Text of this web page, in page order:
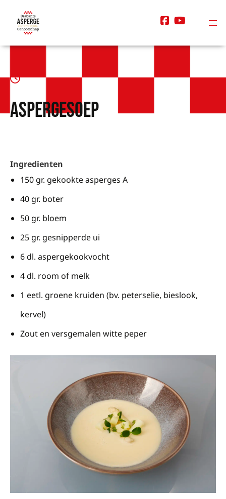
Aspergesoep
Ingredienten
150 gr. gekookte asperges A
40 gr. boter
50 gr. bloem
25 gr. gesnipperde ui
6 dl. aspergekookvocht
4 dl. room of melk
1 eetl. groene kruiden (bv. peterselie, bieslook,
kervel)
Zout en versgemalen witte peper